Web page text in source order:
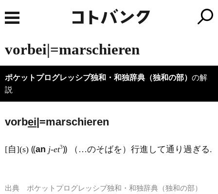
vorbei|=marschieren
ポケットプログレッシブ独和・和独辞典（独和の部） の解
説
vorbei|=marschieren
[自](s) ⸨an j-et3⸩ （…のそばを）行進して通り過ぎる.
出典 ポケットプログレッシブ独和・和独辞典（独和の部）